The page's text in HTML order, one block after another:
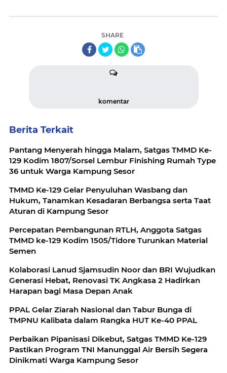
SHARE
komentar
Berita Terkait
Pantang Menyerah hingga Malam, Satgas TMMD Ke-
129 Kodim 1807/Sorsel Lembur Finishing Rumah Type
36 untuk Warga Kampung Sesor
TMMD Ke-129 Gelar Penyuluhan Wasbang dan
Hukum, Tanamkan Kesadaran Berbangsa serta Taat
Aturan di Kampung Sesor
Percepatan Pembangunan RTLH, Anggota Satgas
TMMD ke-129 Kodim 1505/Tidore Turunkan Material
Semen
Kolaborasi Lanud Sjamsudin Noor dan BRI Wujudkan
Generasi Hebat, Renovasi TK Angkasa 2 Hadirkan
Harapan bagi Masa Depan Anak
PPAL Gelar Ziarah Nasional dan Tabur Bunga di
TMPNU Kalibata dalam Rangka HUT Ke-40 PPAL
Perbaikan Pipanisasi Dikebut, Satgas TMMD Ke-129
Pastikan Program TNI Manunggal Air Bersih Segera
Dinikmati Warga Kampung Sesor